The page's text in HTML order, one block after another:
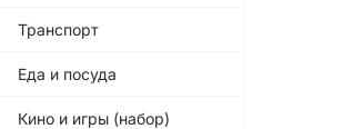
Транспорт
Еда и посуда
Кино и игры (набор)